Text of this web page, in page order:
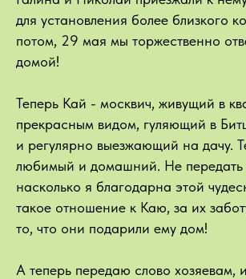
для установления более близкого
потом, 29 мая мы торжественно
домой!
Теперь Кай - москвич, живущий в
прекрасным видом, гуляющий в
и регулярно выезжающий на дачу.
любимый и домашний. Не передать
насколько я благодарна этой
такое отношение к Каю, за их
то, что они подарили ему дом!
А теперь передаю слово хозяевам,